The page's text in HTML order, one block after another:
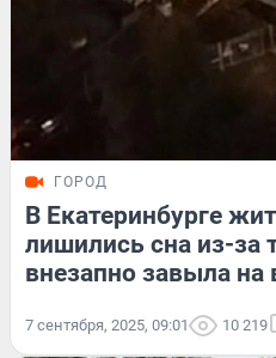
ГОРОД
В Екатеринбурге
лишились сна из-за
внезапно завыла
7 сентября, 2025, 09:01 10 219